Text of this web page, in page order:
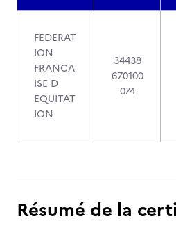
FEDERAT
ION
FRANCA
ISE D
EQUITAT
ION
34438
670100
074
Résumé de la